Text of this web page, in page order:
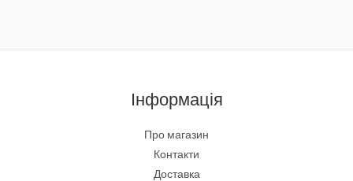
Інформація
Про магазин
Контакти
Доставка